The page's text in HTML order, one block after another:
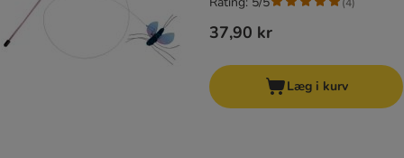
37,90 kr
Læg i kurv